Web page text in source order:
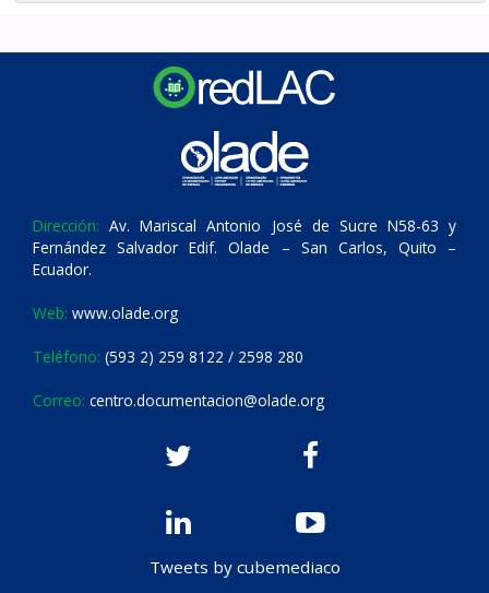
Dirección: Av. Mariscal Antonio José de Sucre N58-63 y
Fernández Salvador Edif. Olade – San Carlos, Quito –
Ecuador.
Web: www.olade.org
Teléfono: (593 2) 259 8122 / 2598 280
Correo: centro.documentacion@olade.org
Tweets by cubemediaco